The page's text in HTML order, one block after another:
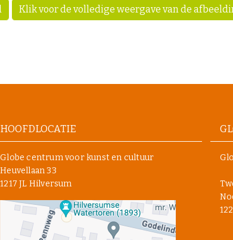
Klik voor de volledige weergave van de
HOOFDLOCATIE
Globe centrum voor kunst en cultuur
Heuvellaan 33
1217 JL Hilversum